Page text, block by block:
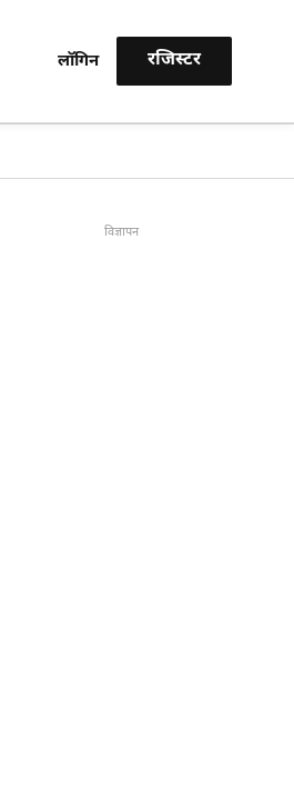
लॉगिन रजिस्टर
विज्ञापन